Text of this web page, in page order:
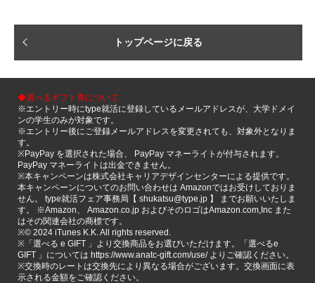
トップページに戻る
◆選べるギフト券について
※エントリー時にtype就活に登録しているメールアドレスが、大学ドメイ
ンの学生のみが対象です。
※エントリー後にご登録メールアドレスを変更されても、対象外となりま
す。
※PayPay を選択された場合、 PayPay マネーライトが付与されます。
PayPay マネーライトは出金できません。
※本キャンペーンは株式会社キャリアデザインセンターによる提供です。
本キャンペーンについてのお問い合わせは Amazonではお受けしておりま
せん。 type就活フェア事務局【 shukatsu@type.jp 】 までお願いいたしま
す。 ※Amazon、 Amazon.co.jp およびそのロゴはAmazon.com,Inc また
はその関連会社の商標です。
※©️ 2024 iTunes K.K. All rights reserved.
※「選べる e GIFT 」より交換商品をお選びいただけます。「選べるe
GIFT 」については https://www.anatc-gift.com/use/ よりご確認ください。
※交換時のレートは交換先により異なる場合がございます。交換画面に表
示される金額をご確認ください。